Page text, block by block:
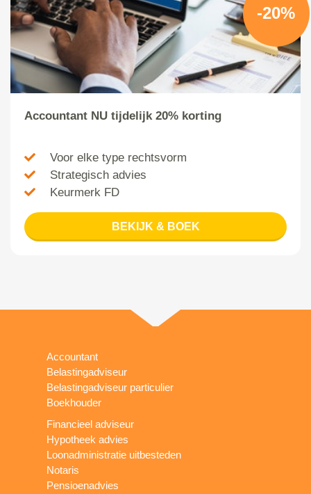
-20%
Accountant NU tijdelijk 20% korting
Voor elke type rechtsvorm
Strategisch advies
Keurmerk FD
BEKIJK & BOEK
Accountant
Belastingadviseur
Belastingadviseur particulier
Boekhouder
Financieel adviseur
Hypotheek advies
Loonadministratie uitbesteden
Notaris
Pensioenadvies